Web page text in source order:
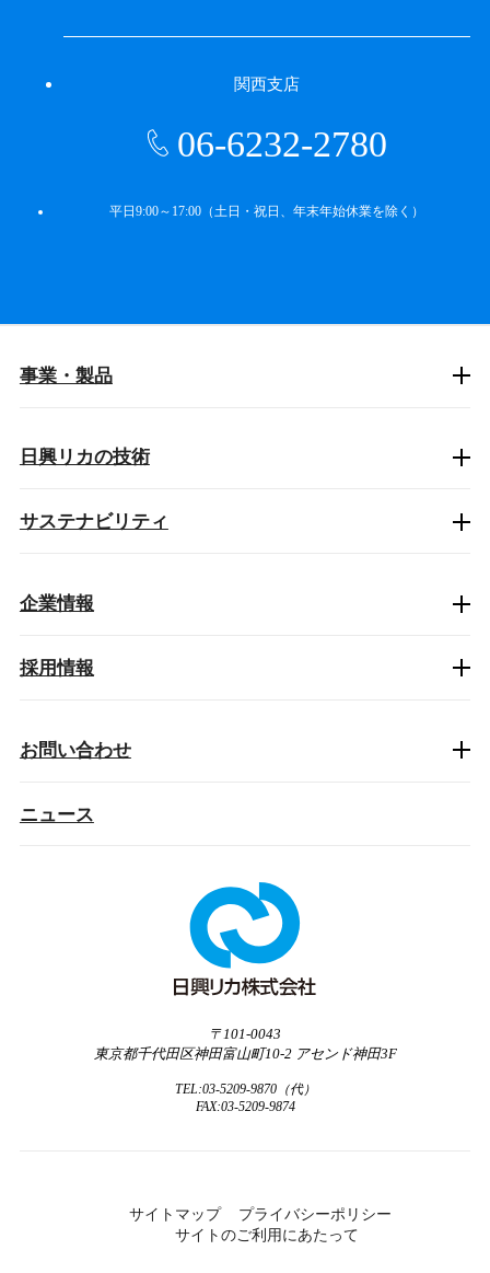
関西支店
06-6232-2780
平日9:00～17:00（土日・祝日、年末年始休業を除く）
〒101-0043
東京都千代田区神田富山町10-2 アセンド神田3F
TEL:03-5209-9870（代）
FAX:03-5209-9874
事業・製品
日興リカの技術
サステナビリティ
企業情報
採用情報
お問い合わせ
ニュース
サイトマップ
プライバシーポリシー
サイトのご利用にあたって